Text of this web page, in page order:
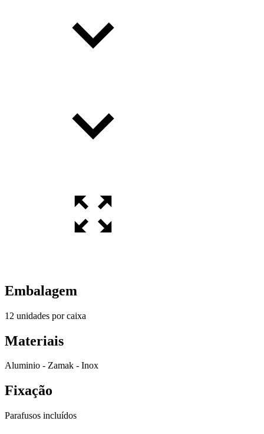
Embalagem
12 unidades por caixa
Materiais
Aluminio - Zamak - Inox
Fixação
Parafusos incluídos